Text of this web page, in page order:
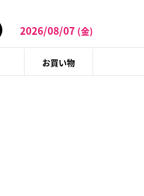
2026/08/07 (金)
お買い物